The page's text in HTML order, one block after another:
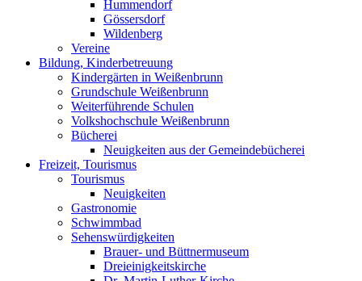
Hummendorf
Gössersdorf
Wildenberg
Vereine
Bildung, Kinderbetreuung
Kindergärten in Weißenbrunn
Grundschule Weißenbrunn
Weiterführende Schulen
Volkshochschule Weißenbrunn
Bücherei
Neuigkeiten aus der Gemeindebücherei
Freizeit, Tourismus
Tourismus
Neuigkeiten
Gastronomie
Schwimmbad
Sehenswürdigkeiten
Brauer- und Büttnermuseum
Dreieinigkeitskirche